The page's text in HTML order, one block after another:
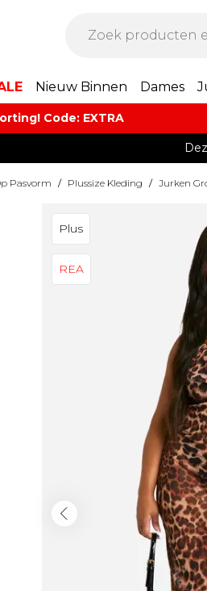
Nieuw Binnen Dames
Code: EXTRA​
Pasvorm / Plussize Kleding / Jurken
Plus
REA